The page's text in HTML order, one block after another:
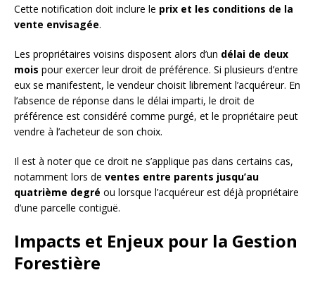
Cette notification doit inclure le prix et les conditions de la
vente envisagée.
Les propriétaires voisins disposent alors d’un délai de deux
mois pour exercer leur droit de préférence. Si plusieurs d’entre
eux se manifestent, le vendeur choisit librement l’acquéreur. En
l’absence de réponse dans le délai imparti, le droit de
préférence est considéré comme purgé, et le propriétaire peut
vendre à l’acheteur de son choix.
Il est à noter que ce droit ne s’applique pas dans certains cas,
notamment lors de ventes entre parents jusqu’au
quatrième degré ou lorsque l’acquéreur est déjà propriétaire
d’une parcelle contiguë.
Impacts et Enjeux pour la Gestion
Forestière